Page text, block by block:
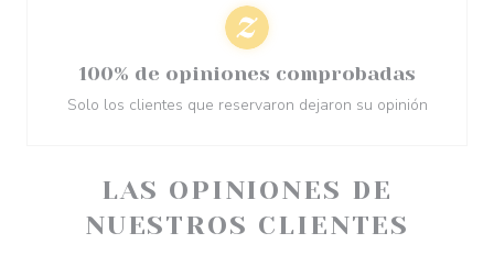
LAS OPINIONES DE
NUESTROS CLIENTES
100% de opiniones comprobadas
Solo los clientes que reservaron dejaron su opinión